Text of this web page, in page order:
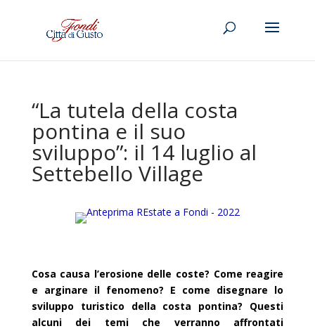
“La tutela della costa
pontina e il suo
sviluppo”: il 14 luglio al
Settebello Village
Cosa causa l’erosione delle coste? Come reagire
e arginare il fenomeno? E come disegnare lo
sviluppo turistico della costa pontina? Questi
alcuni dei temi che verranno affrontati